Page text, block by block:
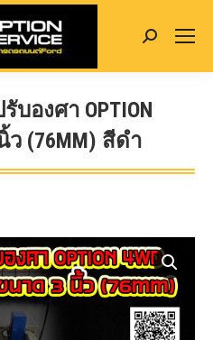
Search:
องศา OPTION
ว (76MM) สีดำ
You are here: